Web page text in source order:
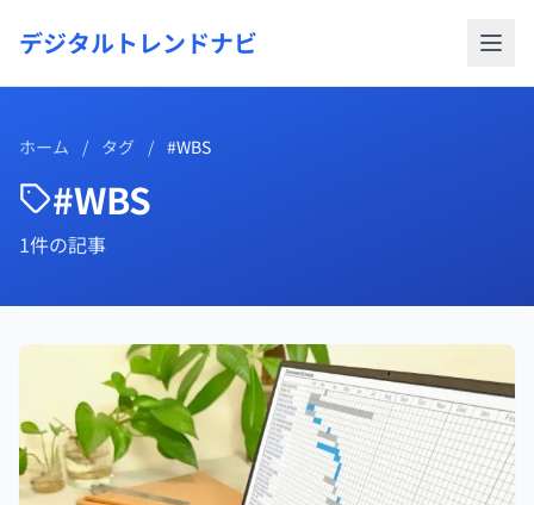
デジタルトレンドナビ
ホーム / タグ / #WBS
#WBS
1件の記事